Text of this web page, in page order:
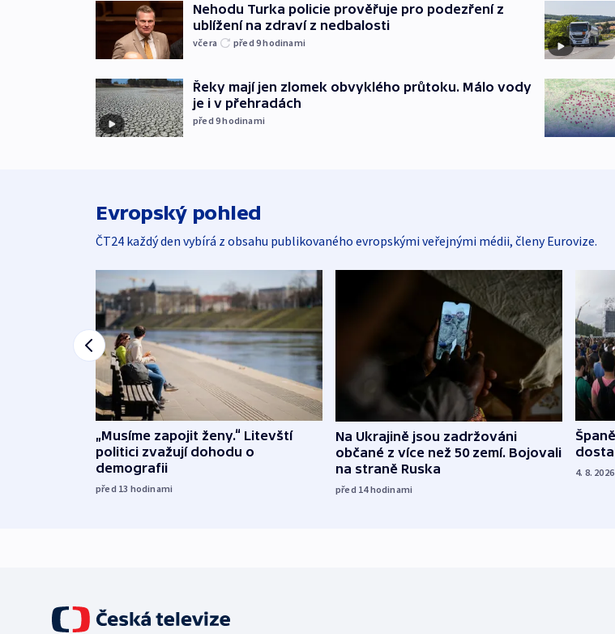
Nehodu Turka policie prověřuje pro podezření z
ublížení na zdraví z nedbalosti
včera před 9hodinami
Řeky mají jen zlomek obvyklého průtoku. Málo vody
je i v přehradách
před 9hodinami
Evropský pohled
ČT24 každý den vybírá z obsahu publikovaného evropskými veřejnými médii, členy Eurovize.
„Musíme zapojit ženy.“ Litevští
politici zvažují dohodu o
demografii
před 13 hodinami
Na Ukrajině jsou zadržováni
občané z více než 50 zemí. Bojovali
na straně Ruska
před 14hodinami
4. 8. 2026